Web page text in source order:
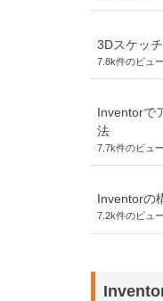
3Dスケッ
7.8k件のビュー
Inventorで
法
7.7k件のビュー
Inventorの
7.2k件のビュー